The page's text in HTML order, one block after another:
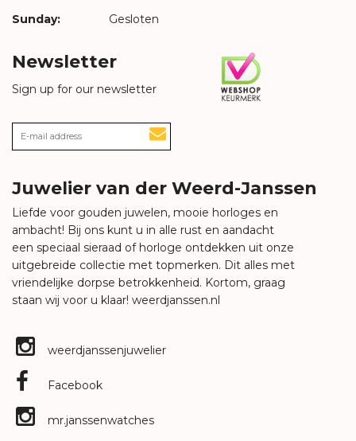
Sunday: Gesloten
Newsletter
Sign up for our newsletter
Juwelier van der Weerd-Janssen
Liefde voor gouden juwelen, mooie horloges en
ambacht! Bij ons kunt u in alle rust en aandacht
een speciaal sieraad of horloge ontdekken uit onze
uitgebreide collectie met topmerken. Dit alles met
vriendelijke dorpse betrokkenheid. Kortom, graag
staan wij voor u klaar! weerdjanssen.nl
weerdjanssenjuwelier
Facebook
mr.janssenwatches